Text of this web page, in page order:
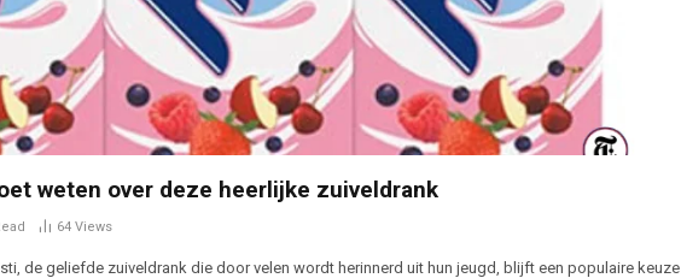
weten over deze heerlijke zuiveldrank
64 Views
de geliefde zuiveldrank die door velen wordt herinnerd uit hun jeugd, blijft een populaire keuze